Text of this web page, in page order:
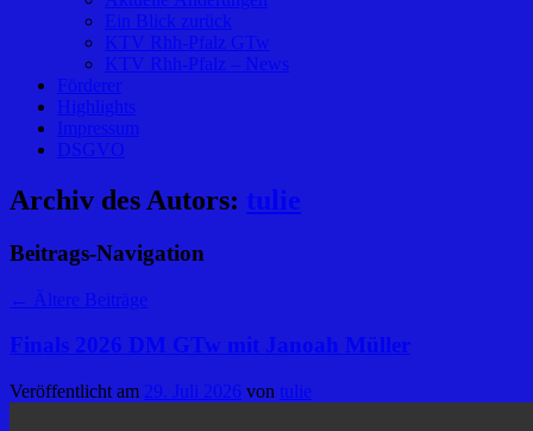
Ein Blick zurück
KTV Rhh-Pfalz GTw
KTV Rhh-Pfalz – News
Förderer
Highlights
Impressum
DSGVO
Archiv des Autors: tulie
Beitrags-Navigation
← Ältere Beiträge
Finals 2026 DM GTw mit Janoah Müller
Veröffentlicht am 29. Juli 2026 von tulie